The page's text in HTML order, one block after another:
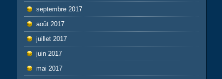
septembre 2017
août 2017
juillet 2017
juin 2017
mai 2017